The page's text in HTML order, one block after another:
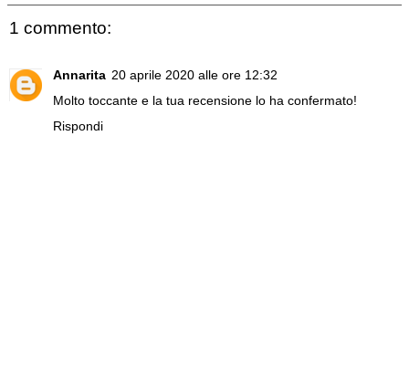
1 commento:
Annarita 20 aprile 2020 alle ore 12:32
Molto toccante e la tua recensione lo ha confermato!
Rispondi